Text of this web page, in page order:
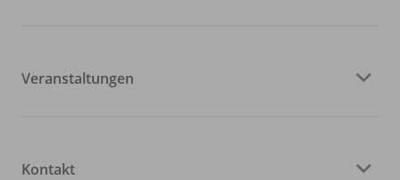
Veranstaltungen
Kontakt